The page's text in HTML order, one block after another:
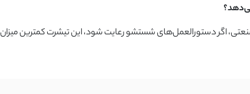
اگر دستورالعمل‌های شستشو رعایت شود، این تیشرت کمترین